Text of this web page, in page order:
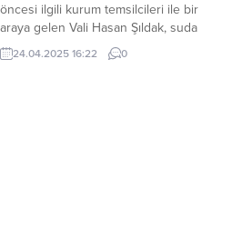
öncesi ilgili kurum temsilcileri ile bir
araya gelen Vali Hasan Şıldak, suda
boğulma olaylarının önüne
geçilebilmesi için bilinçlendirme,
24.04.2025 16:22 0